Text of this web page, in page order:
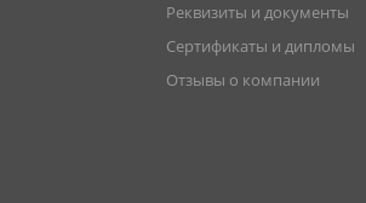
Реквизиты и документы
Сертификаты и дипломы
Отзывы о компании